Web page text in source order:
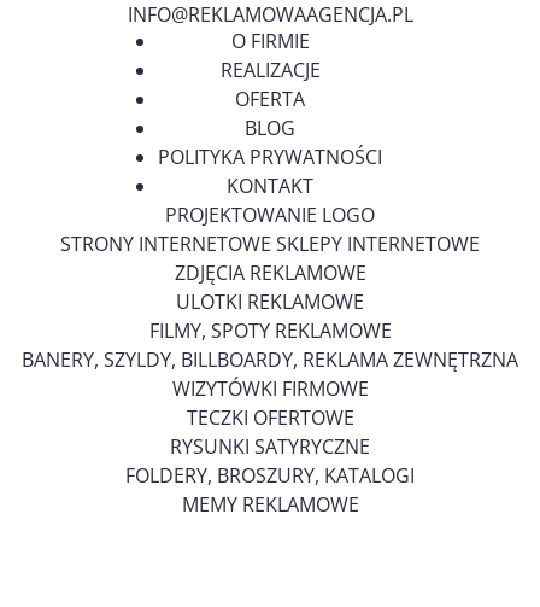
INFO@REKLAMOWAAGENCJA.PL
O FIRMIE
REALIZACJE
OFERTA
BLOG
POLITYKA PRYWATNOŚCI
KONTAKT
PROJEKTOWANIE LOGO
STRONY INTERNETOWE SKLEPY INTERNETOWE
ZDJĘCIA REKLAMOWE
ULOTKI REKLAMOWE
FILMY, SPOTY REKLAMOWE
BANERY, SZYLDY, BILLBOARDY, REKLAMA ZEWNĘTRZNA
WIZYTÓWKI FIRMOWE
TECZKI OFERTOWE
RYSUNKI SATYRYCZNE
FOLDERY, BROSZURY, KATALOGI
MEMY REKLAMOWE